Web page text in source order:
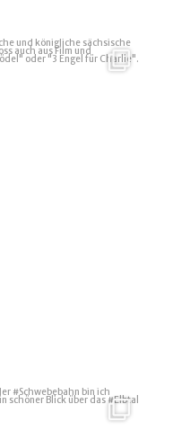
kurfürstliche und...
Mit der...